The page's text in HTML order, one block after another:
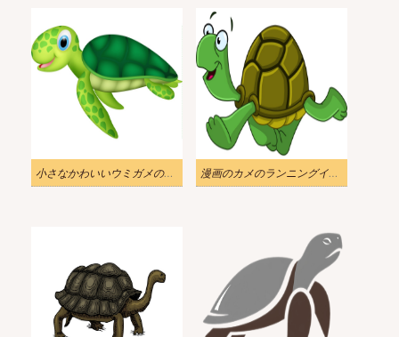
小さなかわいいウミガメのイラスト 漫画のカメのランニングイラスト